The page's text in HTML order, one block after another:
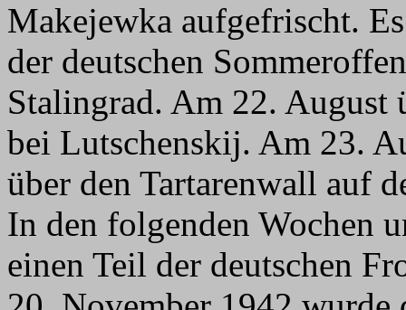
Makejewka aufgefrischt.
der deutschen
Stalingrad. Am 22. August
bei Lutschenskij. Am 23.
über den Tartarenwall auf
In den folgenden Wochen
einen Teil der deutschen